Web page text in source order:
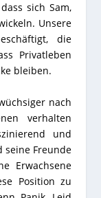
sich Sam,
Unsere
die
Privatleben
bleiben.
nach
verhalten
und
seine Freunde
Erwachsene
Position zu